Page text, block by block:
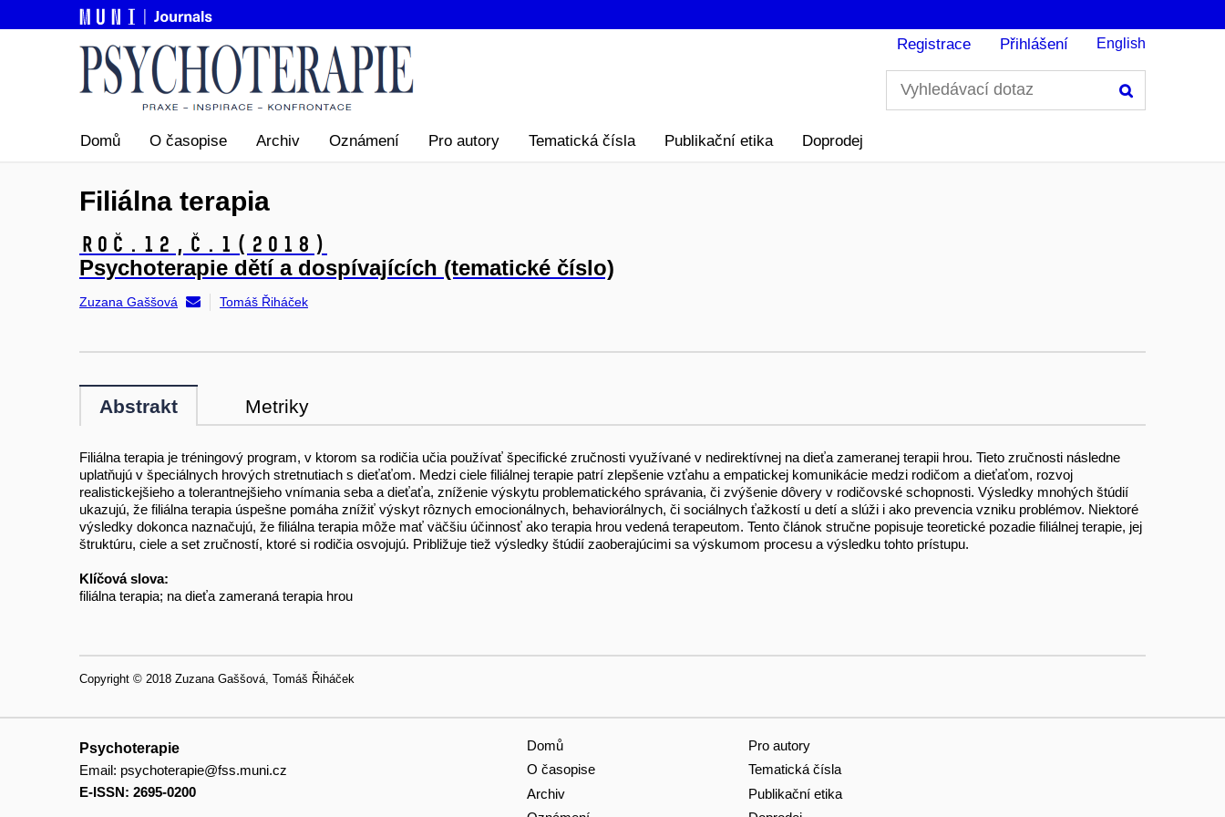
Registrace Přihlášení English
Domů O časopise Archiv Oznámení Pro autory Tematická čísla Publikační etika Doprodej
Filiálna terapia
Roč.12, č.1 (2018)
Psychoterapie dětí a dospívajících (tematické číslo)
Zuzana Gaššová Tomáš Řiháček
Abstrakt Metriky
Filiálna terapia je tréningový program, v ktorom sa rodičia učia používať špecifické zručnosti využívané v nedirektívnej na dieťa zameranej terapii hrou. Tieto zručnosti následne
uplatňujú v špeciálnych hrových stretnutiach s dieťaťom. Medzi ciele filiálnej terapie patrí zlepšenie vzťahu a empatickej komunikácie medzi rodičom a dieťaťom, rozvoj
realistickejšieho a tolerantnejšieho vnímania seba a dieťaťa, zníženie výskytu problematického správania, či zvýšenie dôvery v rodičovské schopnosti. Výsledky mnohých štúdií
ukazujú, že filiálna terapia úspešne pomáha znížiť výskyt rôznych emocionálnych, behaviorálnych, či sociálnych ťažkostí u detí a slúži i ako prevencia vzniku problémov. Niektoré
výsledky dokonca naznačujú, že filiálna terapia môže mať väčšiu účinnosť ako terapia hrou vedená terapeutom. Tento článok stručne popisuje teoretické pozadie filiálnej terapie, jej
štruktúru, ciele a set zručností, ktoré si rodičia osvojujú. Približuje tiež výsledky štúdií zaoberajúcimi sa výskumom procesu a výsledku tohto prístupu.
Klíčová slova:
filiálna terapia; na dieťa zameraná terapia hrou
Copyright © 2018 Zuzana Gaššová, Tomáš Řiháček
Psychoterapie
Email: psychoterapie@fss.muni.cz
E-ISSN: 2695-0200
Domů
O časopise
Archiv
Pro autory
Tematická čísla
Publikační etika